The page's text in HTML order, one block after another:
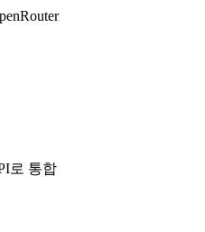
로 통합